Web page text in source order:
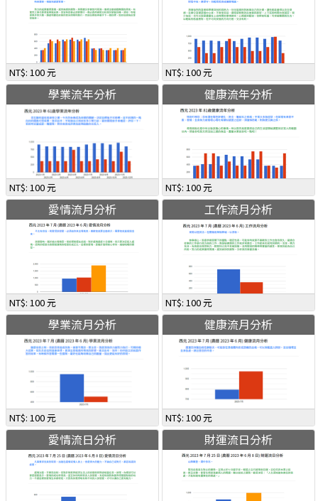
NT$: 100 元 NT$: 100 元
學業流年分析
NT$: 100 元
健康流年分析
NT$: 100 元
愛情流月分析
NT$: 100 元
工作流月分析
NT$: 100 元
學業流月分析
NT$: 100 元
健康流月分析
NT$: 100 元
愛情流日分析 財運流日分析